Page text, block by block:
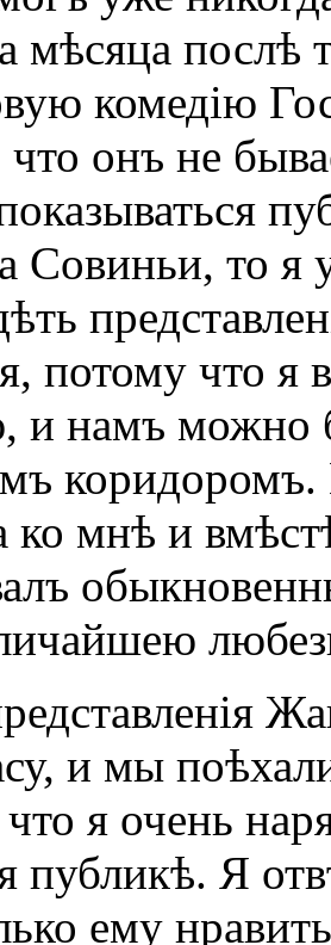
мѣсяца послѣ
комедію
онъ не
Совиньи, то я
потому что
и намъ можно
коридоромъ.
ко мнѣ и
и мы
я очень
публикѣ. Я
ему